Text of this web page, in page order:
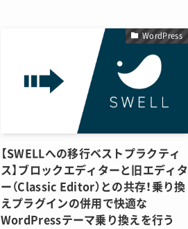
WordPress
【SWELLへの移行ベストプラクティ
ス】ブロックエディターと旧エディタ
ー（Classic Editor）との共存！乗り換
えプラグインの併用で快適な
WordPressテーマ乗り換えを行う